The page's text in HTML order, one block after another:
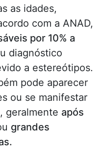
as idades,
com a ANAD,
por 10% a
diagnóstico
a estereótipos.
pode aparecer
ou se manifestar
geralmente após
grandes